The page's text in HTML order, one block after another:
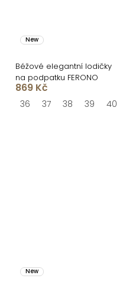
New
Béžové elegantní lodičky
na podpatku FERONO
869 Kč
36 37 38 39 40
New